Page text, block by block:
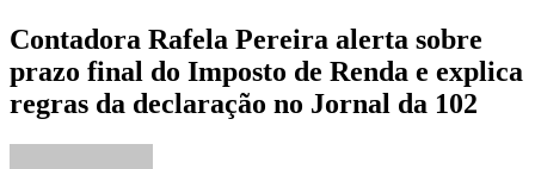
Contadora Rafela Pereira alerta sobre
prazo final do Imposto de Renda e explica
regras da declaração no Jornal da 102